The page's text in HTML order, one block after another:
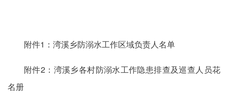
附件1：湾溪乡防溺水工作区域负责人名单
附件2：湾溪乡各村防溺水工作隐患排查及巡查人员花
名册